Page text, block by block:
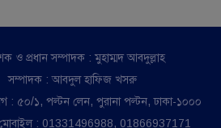
ও প্রধান সম্পাদক : মুহাম্মদ আবদুল্লাহ
সম্পাদক : আবদুল হাফিজ খসরু
: ৫০/১, পল্টন লেন, পুরানা পল্টন, ঢাকা-১০০০
: 01331496988, 01866937171